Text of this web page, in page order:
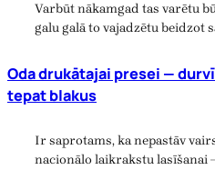
Varbūt nākamgad tas varētu
galu galā to vajadzētu beidzot
Oda drukātajai presei —
tepat blakus
Ir saprotams, ka nepastāv
nacionālo laikrakstu lasīšanai